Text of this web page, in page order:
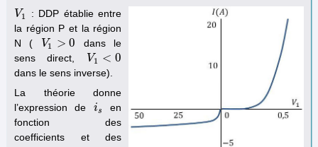
V1
V1
: DDP établie entre
la région P et la région
N (
V1 > 0
V1 >0
dans le
sens direct,
V1 < 0
V1 <0
dans le sens inverse).
La théorie donne
l’expression de is
is
en
fonction des
coefficients et des